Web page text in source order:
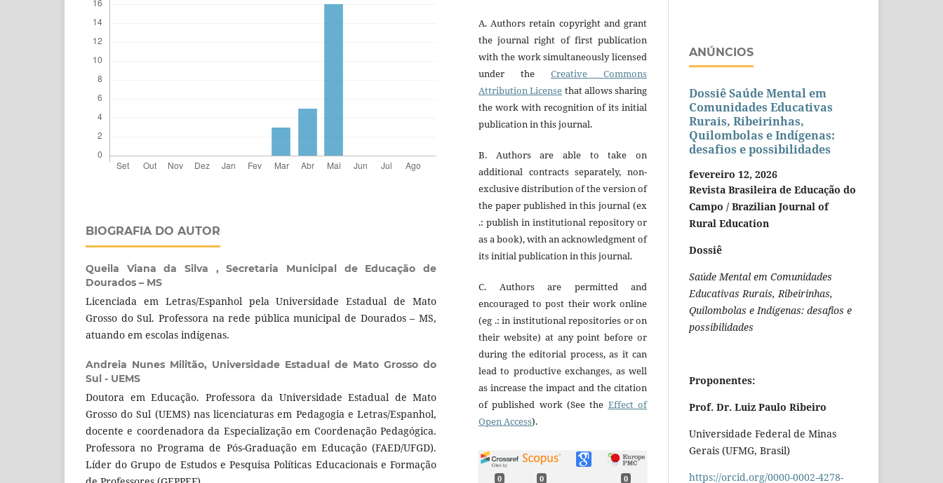
BIOGRAFIA DO AUTOR
Queila Viana da Silva ,Secretaria Municipal de Educação de
Dourados – MS
Licenciada em Letras/Espanhol pela Universidade Estadual de Mato
Grosso do Sul. Professora na rede pública municipal de Dourados – MS,
atuando em escolas indígenas.
Andreia Nunes Militão, Universidade Estadual de Mato Grosso do
Sul - UEMS
Doutora em Educação. Professora da Universidade Estadual de Mato
Grosso do Sul (UEMS) nas licenciaturas em Pedagogia e Letras/Espanhol,
docente e coordenadora da Especialização em Coordenação Pedagógica.
Professora no Programa de Pós-Graduação em Educação (FAED/UFGD).
Líder do Grupo de Estudos e Pesquisa Políticas Educacionais e Formação
A. Authors retain copyright and grant
the journal right of first publication
with the work simultaneously licensed
under the Creative Commons
Attribution License that allows sharing
the work with recognition of its initial
publication in this journal.
B. Authors are able to take on
additional contracts separately, non-
exclusive distribution of the version of
the paper published in this journal (ex
.: publish in institutional repository or
as a book), with an acknowledgment of
its initial publication in this journal.
C. Authors are permitted and
encouraged to post their work online
(eg .: in institutional repositories or on
their website) at any point before or
during the editorial process, as it can
lead to productive exchanges, as well
as increase the impact and the citation
of published work (See the Effect of
Open Access).
0 0 0
ANÚNCIOS
Dossiê Saúde Mental em
Comunidades Educativas
Rurais, Ribeirinhas,
Quilombolas e Indígenas:
desafios e possibilidades
fevereiro 12, 2026
Revista Brasileira de Educação do
Campo / Brazilian Journal of
Rural Education
Dossiê
Saúde Mental em Comunidades
Educativas Rurais, Ribeirinhas,
Quilombolas e Indígenas: desafios e
possibilidades
Proponentes:
Prof. Dr. Luiz Paulo Ribeiro
Universidade Federal de Minas
Gerais (UFMG, Brasil)
https://orcid.org/0000-0002-4278-